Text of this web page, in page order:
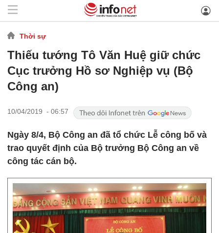
Thời sự
Thiếu tướng Tô Văn Huệ giữ chức
Cục trưởng Hồ sơ Nghiệp vụ (Bộ
Công an)
10/04/2019 - 06:57
Ngày 8/4, Bộ Công an đã tổ chức Lễ công bố và
trao quyết định của Bộ trưởng Bộ Công an về
công tác cán bộ.